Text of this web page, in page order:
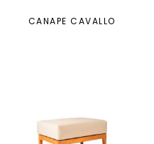
CANAPE CAVALLO